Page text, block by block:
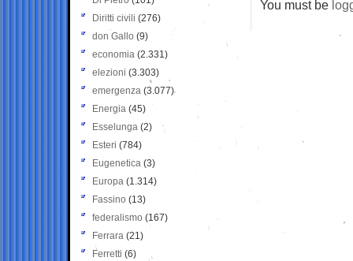
You must be
Diritti civili (276)
don Gallo (9)
economia (2.331)
elezioni (3.303)
emergenza (3.077)
Energia (45)
Esselunga (2)
Esteri (784)
Eugenetica (3)
Europa (1.314)
Fassino (13)
federalismo (167)
Ferrara (21)
Ferretti (6)